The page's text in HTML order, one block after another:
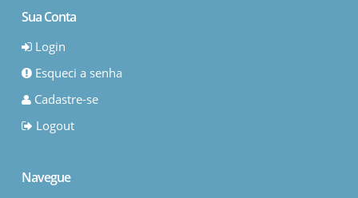
Sua Conta
Login
Esqueci a senha
Cadastre-se
Logout
Navegue